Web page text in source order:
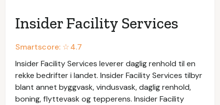
Insider Facility Services
Smartscore: ☆4.7
Insider Facility Services leverer daglig renhold til en
rekke bedrifter i landet. Insider Facility Services tilbyr
blant annet byggvask, vindusvask, daglig renhold,
boning, flyttevask og tepperens. Insider Facility